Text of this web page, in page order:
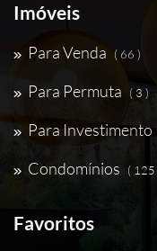
Imóveis
Para Venda ( 66 )
Para Permuta ( 3 )
Para Investimento
Condomínios ( 125
Favoritos